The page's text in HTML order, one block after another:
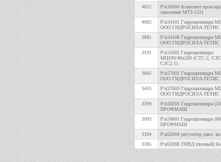
4652
Р/к36504 Комплект
сцепления МТЗ-1221
4082
Р/к54101 Гидроцилиндра
ООО ГИДРОСИЛА-ТЕТИС
3881
Р/к54108 Гидроцилиндра
ООО ГИДРОСИЛА-ТЕТИС
3191
Р/к55602 Гидроцилиндра
МЦ100/40х200 (СТС-2,
СЗС2.1)
3842
Р/к57601 Гидроцилиндра
ООО ГИДРОСИЛА-ТЕТИС
3435
Р/к57603 Гидроцилиндра
ООО ГИДРОСИЛА-ТЕТИС
3399
Р/к58201 Гидроцилиндра
ПРОФМАШ
3093
Р/к59601 Гидроцилиндра
ПРОФМАШ
3384
Р/к62004 регулятор давл.
3385
Р/к62008 ТНВД (полный)